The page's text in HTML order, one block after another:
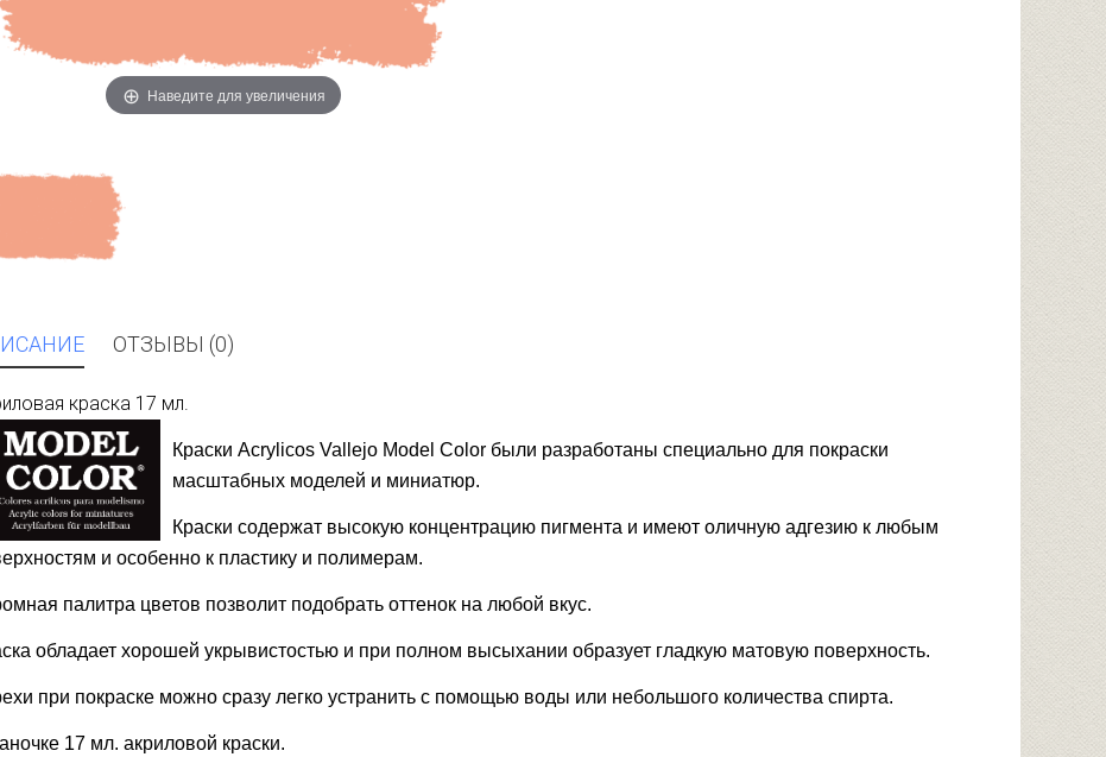
Наведите для увеличения
ОТЗЫВЫ (0)
краска 17 мл.
Краски Acrylicos Vallejo Model Color были разработаны специально для покраски
масштабных моделей и миниатюр.
Краски содержат высокую концентрацию пигмента и имеют оличную адгезию к любым
и особенно к пластику и полимерам.
палитра цветов позволит подобрать оттенок на любой вкус.
обладает хорошей укрывистостью и при полном высыхании образует гладкую матовую поверхность.
при покраске можно сразу легко устранить с помощью воды или небольшого количества спирта.
17 мл. акриловой краски.